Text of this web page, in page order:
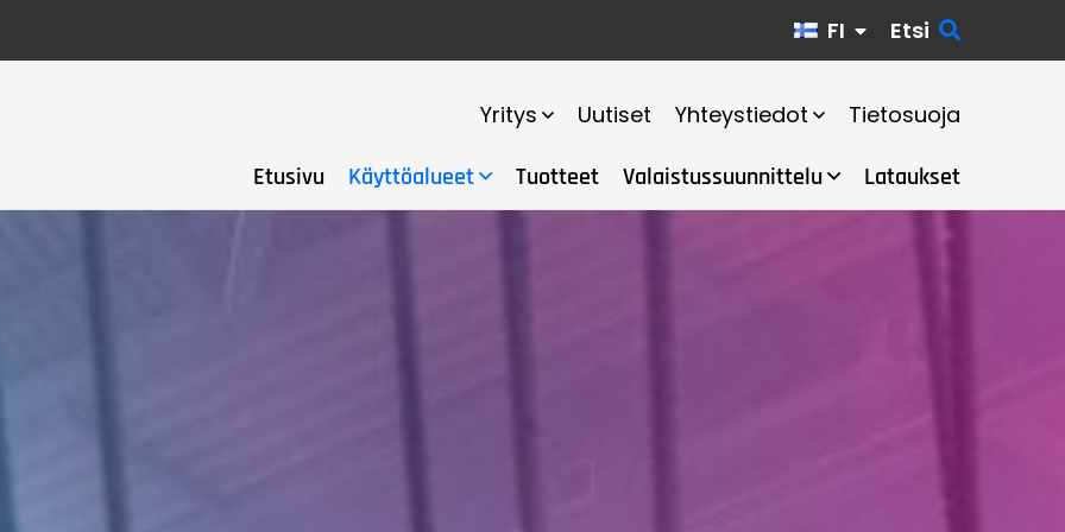
FI Etsi
Yritys Uutiset Yhteystiedot Tietosuoja
Etusivu Käyttöalueet Tuotteet Valaistussuunnittelu Lataukset